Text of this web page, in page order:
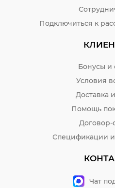
Подключиться к
Бонусы и
Условия
Доставка
Помощь
Договор-
Спецификации
Чат